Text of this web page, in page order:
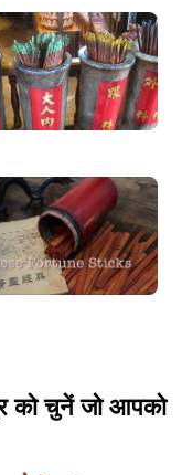
को चुनें जो आपको